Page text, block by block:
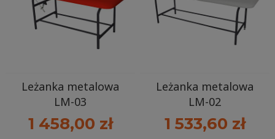
Leżanka metalowa
LM-03
1 458,00 zł
Leżanka metalowa
LM-02
1 533,60 zł